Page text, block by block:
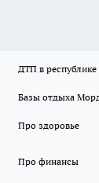
ДТП в республике
Базы отдыха
Про здоровье
Про финансы